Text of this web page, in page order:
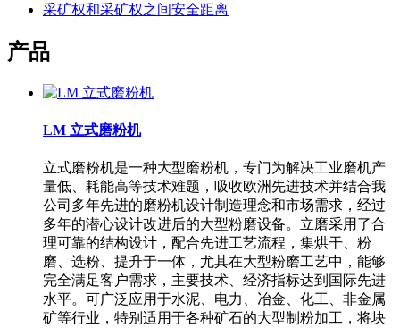
采矿权和采矿权之间安全距离
产品
LM 立式磨粉机
立式磨粉机是一种大型磨粉机，专门为解决工业磨机产
量低、耗能高等技术难题，吸收欧洲先进技术并结合我
公司多年先进的磨粉机设计制造理念和市场需求，经过
多年的潜心设计改进后的大型粉磨设备。立磨采用了合
理可靠的结构设计，配合先进工艺流程，集烘干、粉
磨、选粉、提升于一体，尤其在大型粉磨工艺中，能够
完全满足客户需求，主要技术、经济指标达到国际先进
水平。可广泛应用于水泥、电力、冶金、化工、非金属
矿等行业，特别适用于各种矿石的大型制粉加工，将块